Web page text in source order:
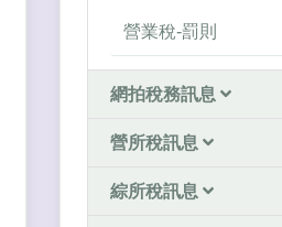
營業稅-罰則
網拍稅務訊息
營所稅訊息
綜所稅訊息